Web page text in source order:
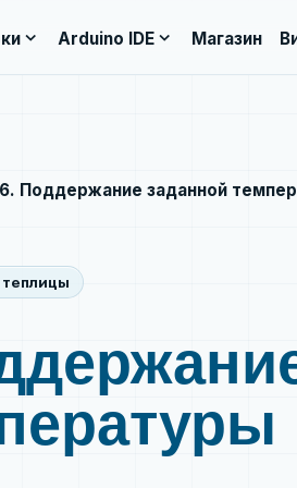
expand_more Arduino IDEexpand_more Магазин
Поддержание заданной
теплицы